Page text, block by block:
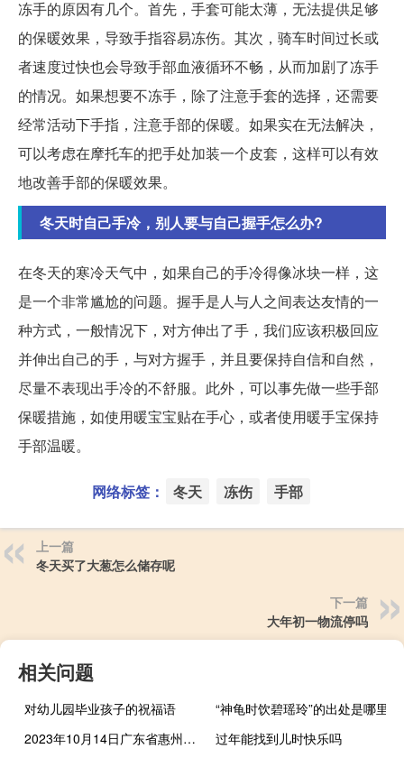
冻手的原因有几个。首先，手套可能太薄，无法提供足够
的保暖效果，导致手指容易冻伤。其次，骑车时间过长或
者速度过快也会导致手部血液循环不畅，从而加剧了冻手
的情况。如果想要不冻手，除了注意手套的选择，还需要
经常活动下手指，注意手部的保暖。如果实在无法解决，
可以考虑在摩托车的把手处加装一个皮套，这样可以有效
地改善手部的保暖效果。
冬天时自己手冷，别人要与自己握手怎么办?
在冬天的寒冷天气中，如果自己的手冷得像冰块一样，这
是一个非常尴尬的问题。握手是人与人之间表达友情的一
种方式，一般情况下，对方伸出了手，我们应该积极回应
并伸出自己的手，与对方握手，并且要保持自信和自然，
尽量不表现出手冷的不舒服。此外，可以事先做一些手部
保暖措施，如使用暖宝宝贴在手心，或者使用暖手宝保持
手部温暖。
网络标签： 冬天 冻伤 手部
上一篇
冬天买了大葱怎么储存呢
下一篇
大年初一物流停吗
相关问题
对幼儿园毕业孩子的祝福语
“神龟时饮碧瑶玲”的出处是哪里
2023年10月14日广东省惠州市疫情大数据-今日/今天疫情全网搜索最新实时消息动态情况通知播报
过年能找到儿时快乐吗